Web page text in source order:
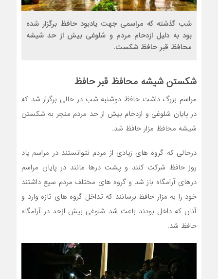
شب گذشته که مراسمی جهت یادبود حافظ برگزار شده
بود به دلیل ازدحام مردم و شلوغی بیش از حد شیشه
محافظ قبر حافظ شکست.
شکستن شیشه محافظ قبر حافظ
مراسم بزرگ داشت حافظ دوشنبه شب در حالی برگزار شد که
در پایان شلوغی و ازدحام بیش از حد مردم منجر به شکستن
شیشه محافظ مزار حافظ شد.
درحالی که گروه های زیادی از مردم نتوانستند در مراسم یاد
روز حافظ شرکت کنند و پشت درها مانند در پایان مراسم
درهای آرامگاه باز شد و گروه های مختلف مردم سیع داشتند
خود را به مزار حافظ برسانند که تداخل گروه های تازه وارد و
آنان که داخل بودند باعث شد شلوغی بیش ازحد در آرامگاه
حافظ شد.